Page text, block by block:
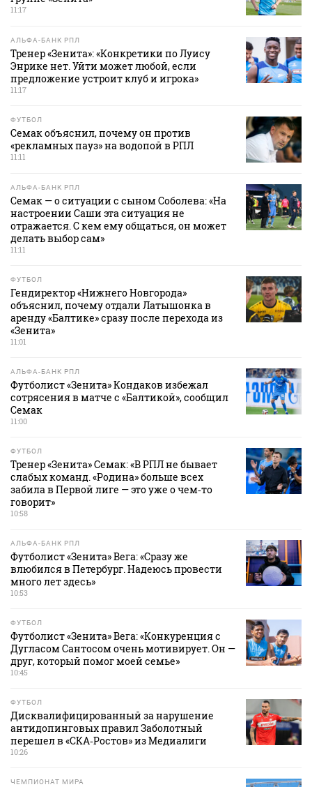
11:17
АЛЬФА-БАНК РПЛ
Тренер «Зенита»: «Конкретики по Луису
Энрике нет. Уйти может любой, если
предложение устроит клуб и игрока»
11:17
ФУТБОЛ
Семак объяснил, почему он против
«рекламных пауз» на водопой в РПЛ
11:11
АЛЬФА-БАНК РПЛ
Семак — о ситуации с сыном Соболева: «На
настроении Саши эта ситуация не
отражается. С кем ему общаться, он может
делать выбор сам»
11:11
ФУТБОЛ
Гендиректор «Нижнего Новгорода»
объяснил, почему отдали Латышонка в
аренду «Балтике» сразу после перехода из
«Зенита»
11:01
АЛЬФА-БАНК РПЛ
Футболист «Зенита» Кондаков избежал
сотрясения в матче с «Балтикой», сообщил
Семак
11:00
ФУТБОЛ
Тренер «Зенита» Семак: «В РПЛ не бывает
слабых команд. «Родина» больше всех
забила в Первой лиге — это уже о чем‑то
говорит»
10:58
АЛЬФА-БАНК РПЛ
Футболист «Зенита» Вега: «Сразу же
влюбился в Петербург. Надеюсь провести
много лет здесь»
10:53
ФУТБОЛ
Футболист «Зенита» Вега: «Конкуренция с
Дугласом Сантосом очень мотивирует. Он —
друг, который помог моей семье»
10:45
ФУТБОЛ
Дисквалифицированный за нарушение
антидопинговых правил Заболотный
перешел в «СКА‑Ростов» из Медиалиги
10:26
ЧЕМПИОНАТ МИРА